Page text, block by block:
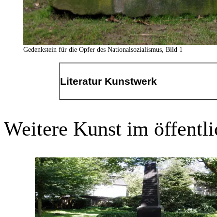
Gedenkstein für die Opfer des Nationalsozialismus, Bild 1
Literatur Kunstwerk
die Grafschaft von der Mark e.V. und Stadtarchiv
Weitere Kunst im